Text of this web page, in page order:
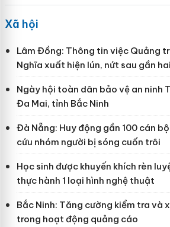
Xã hội
Lâm Đồng: Thông tin việc Quảng
Nghĩa xuất hiện lún, nứt sau gần
Ngày hội toàn dân bảo vệ an ninh
Đa Mai, tỉnh Bắc Ninh
Đà Nẵng: Huy động gần 100 cán
cứu nhóm người bị sóng cuốn trôi
Học sinh được khuyến khích rèn
thực hành 1 loại hình nghệ thuật
Bắc Ninh: Tăng cường kiểm tra và
trong hoạt động quảng cáo